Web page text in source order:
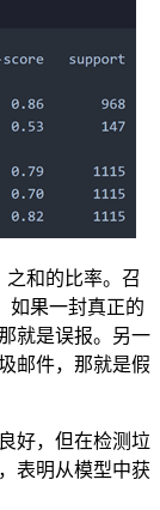
之和的比率。召
如果一封真正的
就是误报。另一
邮件，那就是假
好，但在检测垃
表明从模型中获